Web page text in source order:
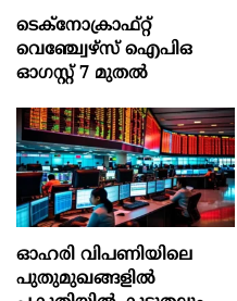
ടെക്‌നോക്രാഫ്‌റ്റ്‌
വെഞ്ച്വേഴ്‌സ്‌ ഐപിഒ
ഓഗസ്റ്റ്‌ 7 മുതല്‍
ഓഹരി വിപണിയിലെ
പുതുമുഖങ്ങളിൽ